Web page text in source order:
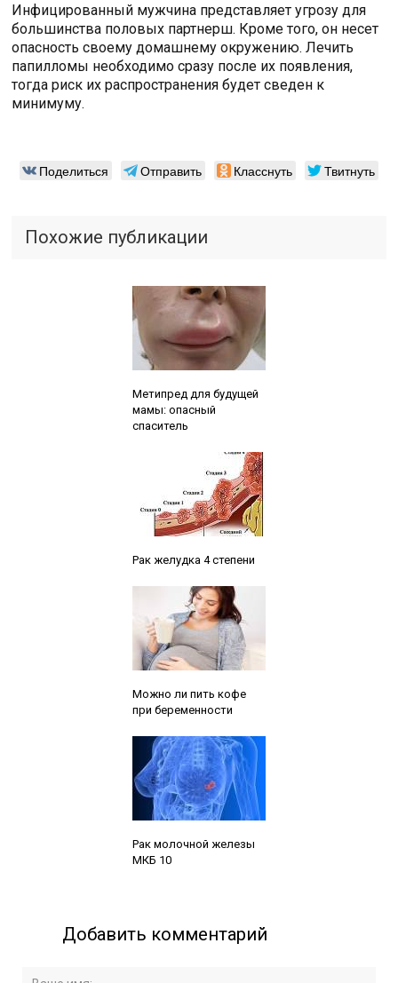
Инфицированный мужчина представляет угрозу для
большинства половых партнерш. Кроме того, он несет
опасность своему домашнему окружению. Лечить
папилломы необходимо сразу после их появления,
тогда риск их распространения будет сведен к
минимуму.
Поделиться Отправить Класснуть Твитнуть
Похожие публикации
Метипред для будущей
мамы: опасный
спаситель
Рак желудка 4 степени
Можно ли пить кофе
при беременности
Рак молочной железы
МКБ 10
Добавить комментарий